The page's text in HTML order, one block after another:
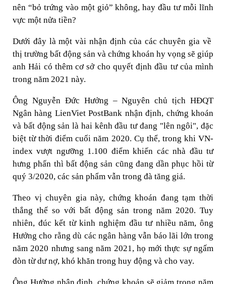
nên “bỏ trứng vào một giỏ” không, hay đầu tư mỗi lĩnh
vực một nửa tiền?
Dưới đây là một vài nhận định của các chuyên gia về
thị trường bất động sản và chứng khoán hy vọng sẽ giúp
anh Hải có thêm cơ sở cho quyết định đầu tư của mình
trong năm 2021 này.
Ông Nguyễn Đức Hưởng – Nguyên chủ tịch HĐQT
Ngân hàng LienViet PostBank nhận định, chứng khoán
và bất động sản là hai kênh đầu tư đang "lên ngôi", đặc
biệt từ thời điểm cuối năm 2020. Cụ thể, trong khi VN-
index vượt ngưỡng 1.100 điểm khiến các nhà đầu tư
hưng phấn thì bất động sản cũng đang dần phục hồi từ
quý 3/2020, các sản phẩm vẫn trong đà tăng giá.
Theo vị chuyên gia này, chứng khoán đang tạm thời
thắng thế so với bất động sản trong năm 2020. Tuy
nhiên, đúc kết từ kinh nghiệm đầu tư nhiều năm, ông
Hưởng cho rằng dù các ngân hàng vẫn báo lãi lớn trong
năm 2020 nhưng sang năm 2021, họ mới thực sự ngấm
đòn từ dư nợ, khó khăn trong huy động và cho vay.